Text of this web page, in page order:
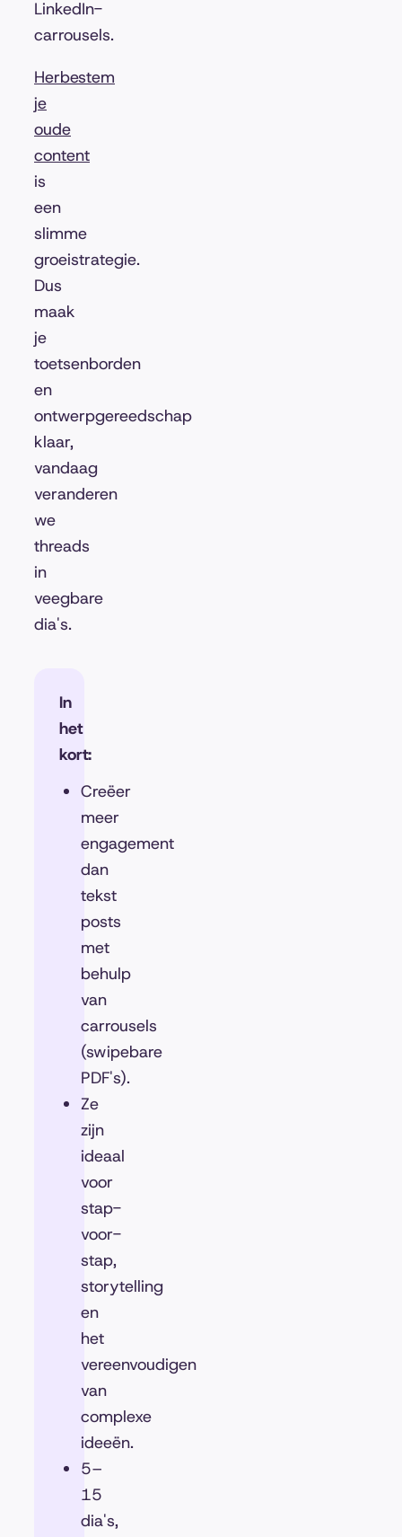
LinkedIn-
carrousels.
Herbestem
je
oude
content
is
een
slimme
groeistrategie.
Dus
maak
je
toetsenborden
en
ontwerpgereedschap
klaar,
vandaag
veranderen
we
threads
in
veegbare
dia's.
In
het
kort:
Creëer
meer
engagement
dan
tekst
posts
met
behulp
van
carrousels
(swipebare
PDF's).
Ze
zijn
ideaal
voor
stap-
voor-
stap,
storytelling
en
het
vereenvoudigen
van
complexe
ideeën.
5–
15
dia's,